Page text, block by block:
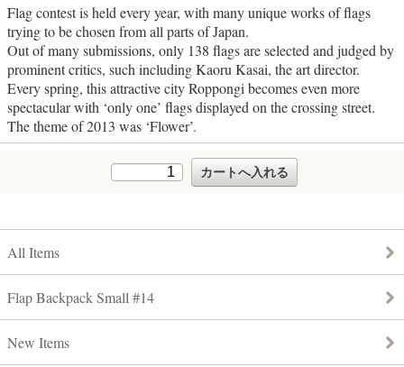
Flag contest is held every year, with many unique works of flags
trying to be chosen from all parts of Japan.
Out of many submissions, only 138 flags are selected and judged by
prominent critics, such including Kaoru Kasai, the art director.
Every spring, this attractive city Roppongi becomes even more
spectacular with ‘only one’ flags displayed on the crossing street.
The theme of 2013 was ‘Flower’.
All Items
Flap Backpack Small #14
New Items